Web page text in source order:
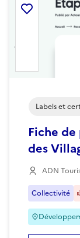
Labels et
Fiche
des
ADN
Collectivité
Ajouter la